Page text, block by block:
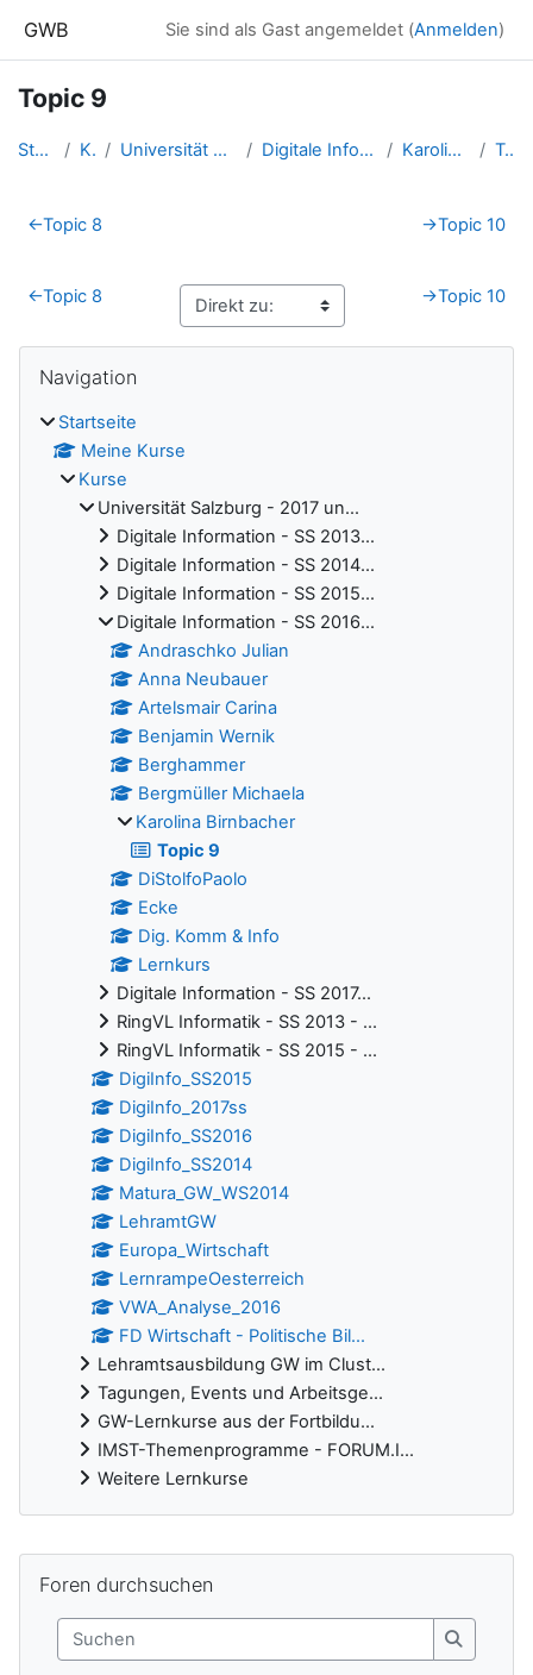
GWB Sie sind als Gast angemeldet (Anmelden)
Topic 9
Startseite Kurse Universität Salzburg - 2017 un... Digitale Information - SS 2016... Karolina Birnbacher Topic 9
Abschnittsübersicht
←Topic 8 →Topic 10
←Topic 8 →Topic 10
Navigation
Startseite
Meine Kurse
Kurse
Universität Salzburg - 2017 un...
Digitale Information - SS 2013...
Digitale Information - SS 2014...
Digitale Information - SS 2015...
Digitale Information - SS 2016...
Andraschko Julian
Anna Neubauer
Artelsmair Carina
Benjamin Wernik
Berghammer
Bergmüller Michaela
Karolina Birnbacher
Topic 9
DiStolfoPaolo
Ecke
Dig. Komm & Info
Lernkurs
Digitale Information - SS 2017...
RingVL Informatik - SS 2013 - ...
RingVL Informatik - SS 2015 - ...
DigiInfo_SS2015
DigiInfo_2017ss
DigiInfo_SS2016
DigiInfo_SS2014
Matura_GW_WS2014
LehramtGW
Europa_Wirtschaft
LernrampeOesterreich
VWA_Analyse_2016
FD Wirtschaft - Politische Bil...
Lehramtsausbildung GW im Clust...
Tagungen, Events und Arbeitsge...
GW-Lernkurse aus der Fortbildu...
IMST-Themenprogramme - FORUM.I...
Weitere Lernkurse
Foren durchsuchen
Suchen
Suchen